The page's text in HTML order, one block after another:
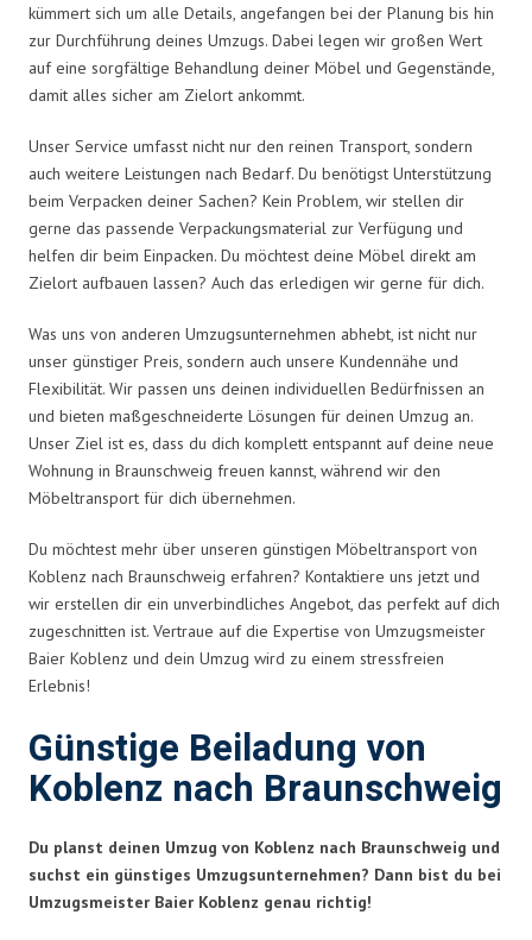
kümmert sich um alle Details, angefangen bei der Planung bis hin
zur Durchführung deines Umzugs. Dabei legen wir großen Wert
auf eine sorgfältige Behandlung deiner Möbel und Gegenstände,
damit alles sicher am Zielort ankommt.
Unser Service umfasst nicht nur den reinen Transport, sondern
auch weitere Leistungen nach Bedarf. Du benötigst Unterstützung
beim Verpacken deiner Sachen? Kein Problem, wir stellen dir
gerne das passende Verpackungsmaterial zur Verfügung und
helfen dir beim Einpacken. Du möchtest deine Möbel direkt am
Zielort aufbauen lassen? Auch das erledigen wir gerne für dich.
Was uns von anderen Umzugsunternehmen abhebt, ist nicht nur
unser günstiger Preis, sondern auch unsere Kundennähe und
Flexibilität. Wir passen uns deinen individuellen Bedürfnissen an
und bieten maßgeschneiderte Lösungen für deinen Umzug an.
Unser Ziel ist es, dass du dich komplett entspannt auf deine neue
Wohnung in Braunschweig freuen kannst, während wir den
Möbeltransport für dich übernehmen.
Du möchtest mehr über unseren günstigen Möbeltransport von
Koblenz nach Braunschweig erfahren? Kontaktiere uns jetzt und
wir erstellen dir ein unverbindliches Angebot, das perfekt auf dich
zugeschnitten ist. Vertraue auf die Expertise von Umzugsmeister
Baier Koblenz und dein Umzug wird zu einem stressfreien
Erlebnis!
Günstige Beiladung von
Koblenz nach Braunschweig
Du planst deinen Umzug von Koblenz nach Braunschweig und
suchst ein günstiges Umzugsunternehmen? Dann bist du bei
Umzugsmeister Baier Koblenz genau richtig!